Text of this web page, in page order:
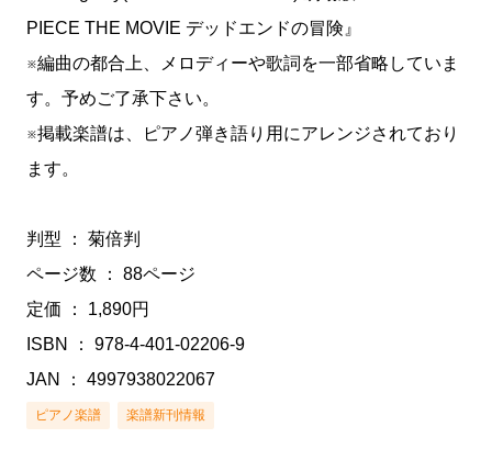
PIECE THE MOVIE デッドエンドの冒険』
※編曲の都合上、メロディーや歌詞を一部省略していま
す。予めご了承下さい。
※掲載楽譜は、ピアノ弾き語り用にアレンジされており
ます。
判型 ： 菊倍判
ページ数 ： 88ページ
定価 ： 1,890円
ISBN ： 978-4-401-02206-9
JAN ： 4997938022067
ピアノ楽譜 楽譜新刊情報